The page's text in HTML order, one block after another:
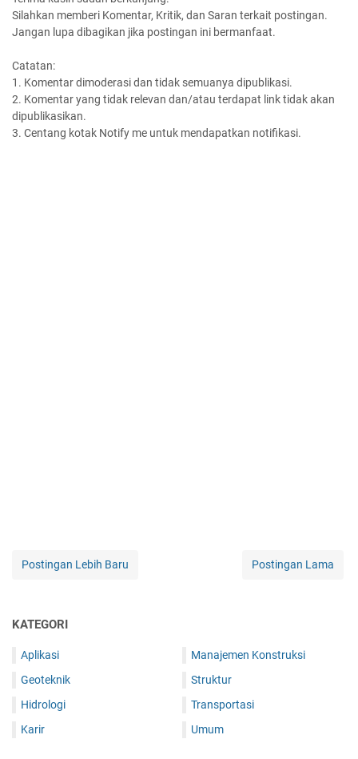
Silahkan memberi Komentar, Kritik, dan Saran terkait postingan.
Jangan lupa dibagikan jika postingan ini bermanfaat.
Catatan:
1. Komentar dimoderasi dan tidak semuanya dipublikasi.
2. Komentar yang tidak relevan dan/atau terdapat link tidak akan
dipublikasikan.
3. Centang kotak Notify me untuk mendapatkan notifikasi.
Postingan Lebih Baru Postingan Lama
KATEGORI
Aplikasi
Geoteknik
Hidrologi
Karir
Manajemen Konstruksi
Struktur
Transportasi
Umum